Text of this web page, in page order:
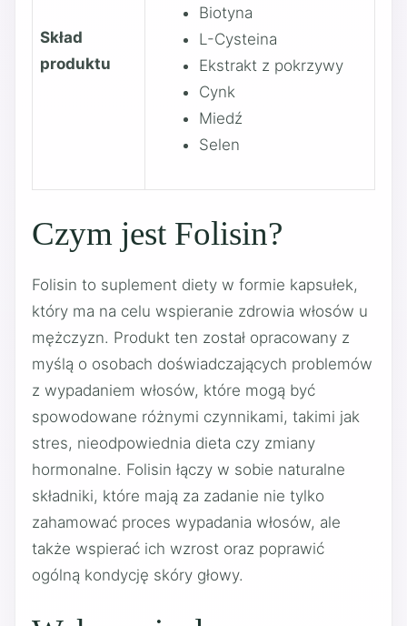
Skład
produktu
Biotyna
L-Cysteina
Ekstrakt z pokrzywy
Cynk
Miedź
Selen
Czym jest Folisin?
Folisin to suplement diety w formie kapsułek,
który ma na celu wspieranie zdrowia włosów u
mężczyzn. Produkt ten został opracowany z
myślą o osobach doświadczających problemów
z wypadaniem włosów, które mogą być
spowodowane różnymi czynnikami, takimi jak
stres, nieodpowiednia dieta czy zmiany
hormonalne. Folisin łączy w sobie naturalne
składniki, które mają za zadanie nie tylko
zahamować proces wypadania włosów, ale
także wspierać ich wzrost oraz poprawić
ogólną kondycję skóry głowy.